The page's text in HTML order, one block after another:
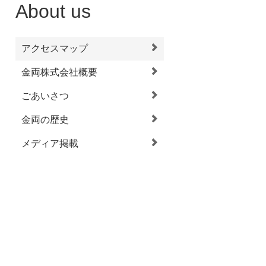
About us
アクセスマップ
金両株式会社概要
ごあいさつ
金両の歴史
メディア掲載